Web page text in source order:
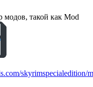
модов, такой как Mod
skyrimspecialedition/